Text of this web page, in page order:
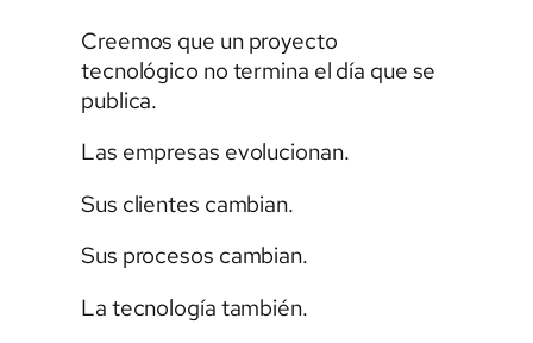
Creemos que un proyecto
tecnológico no termina el día que se
publica.
Las empresas evolucionan.
Sus clientes cambian.
Sus procesos cambian.
La tecnología también.